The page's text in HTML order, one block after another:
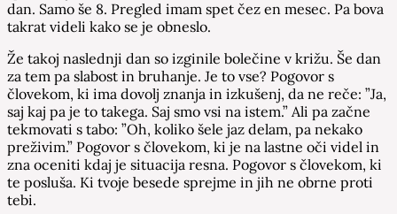
dan. Samo še 8. Pregled imam spet čez en mesec. Pa bova
takrat videli kako se je obneslo.
Že takoj naslednji dan so izginile bolečine v križu. Še dan
za tem pa slabost in bruhanje. Je to vse? Pogovor s
človekom, ki ima dovolj znanja in izkušenj, da ne reče: ”Ja,
saj kaj pa je to takega. Saj smo vsi na istem.” Ali pa začne
tekmovati s tabo: ”Oh, koliko šele jaz delam, pa nekako
preživim.” Pogovor s človekom, ki je na lastne oči videl in
zna oceniti kdaj je situacija resna. Pogovor s človekom, ki
te posluša. Ki tvoje besede sprejme in jih ne obrne proti
tebi.